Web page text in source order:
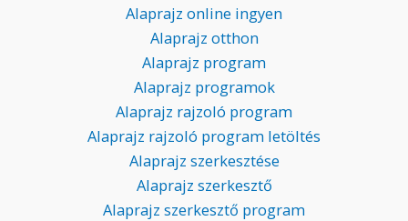
Alaprajz online ingyen
Alaprajz otthon
Alaprajz program
Alaprajz programok
Alaprajz rajzoló program
Alaprajz rajzoló program letöltés
Alaprajz szerkesztése
Alaprajz szerkesztő
Alaprajz szerkesztő program